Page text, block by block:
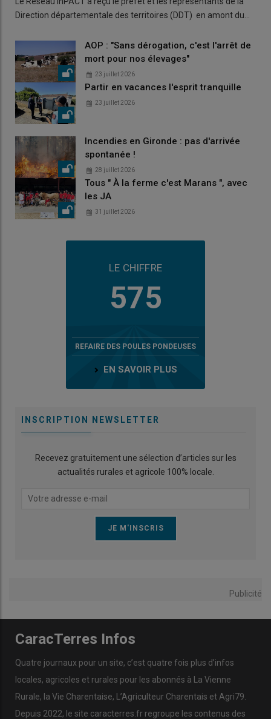
Direction départementale des territoires (DDT) en amont du…
AOP : "Sans dérogation, c'est l'arrêt de
mort pour nos élevages"
23 juillet 2026
Partir en vacances l'esprit tranquille
23 juillet 2026
Incendies en Gironde : pas d'arrivée
spontanée !
28 juillet 2026
Tous " À la ferme c'est Marans ", avec
les JA
31 juillet 2026
LE CHIFFRE
575
REFAIRE DES POULES PONDEUSES
EN SAVOIR PLUS
INSCRIPTION NEWSLETTER
Recevez gratuitement une sélection d’articles sur les
actualités rurales et agricole 100% locale.
Publicité
CaracTerres Infos
Quatre journaux pour un site, c’est quatre fois plus d’infos
locales, agricoles et rurales pour les abonnés à La Vienne
Rurale, la Vie Charentaise, L’Agriculteur Charentais et Agri79.
Depuis 2022, le site caracterres.fr regroupe les contenus des